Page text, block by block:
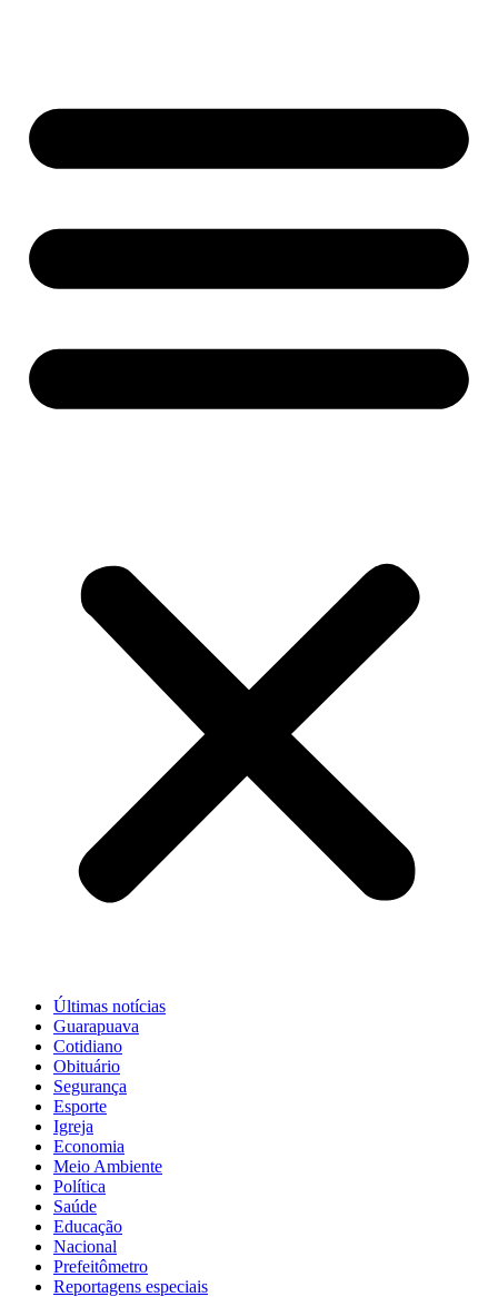
Últimas notícias
Guarapuava
Cotidiano
Obituário
Segurança
Esporte
Igreja
Economia
Meio Ambiente
Política
Saúde
Educação
Nacional
Prefeitômetro
Reportagens especiais